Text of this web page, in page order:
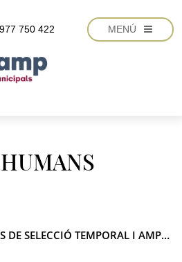
977 750 422 MENÚ
TEMPORAL I AMPLIACIÓ BORSA DE TREBALL OFICIAL DE PROTOCOL